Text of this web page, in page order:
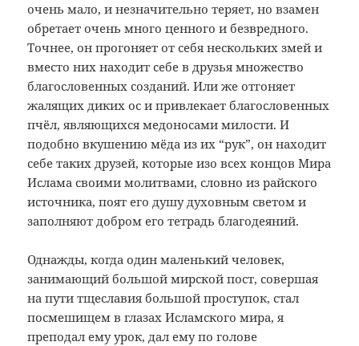
очень мало, и незначительно теряет, но взамен
обретает очень много ценного и безвредного.
Точнее, он прогоняет от себя нескольких змей и
вместо них находит себе в друзья множество
благословенных созданий. Или же отгоняет
жалящих диких ос и привлекает благословенных
пчёл, являющихся медоносами милости. И
подобно вкушению мёда из их “рук”, он находит
себе таких друзей, которые изо всех концов Мира
Ислама своими молитвами, словно из райского
источника, поят его душу духовным светом и
заполняют добром его тетрадь благодеяний.
Однажды, когда один маленький человек,
занимающий большой мирской пост, совершая
на пути тщеславия большой проступок, стал
посмешищем в глазах Исламского мира, я
преподал ему урок, дал ему по голове